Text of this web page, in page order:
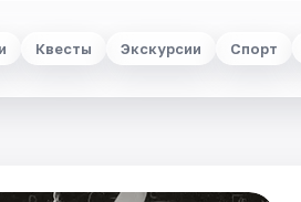
Квесты Экскурсии Спорт